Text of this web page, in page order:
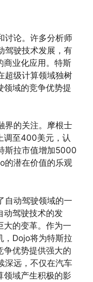
讨论。许多分析师
驾驶技术发展，有
商业化应用。特斯
超级计算领域独树
领域的竞争优势提
界的关注。摩根士
调至400美元，认
斯拉市值增加5000
的潜在价值的乐观
自动驾驶领域的一
动驾驶技术的发
大的变革。作为一
，Dojo将为特斯拉
争优势提供强大的
深远，不仅在汽车
领域产生积极的影